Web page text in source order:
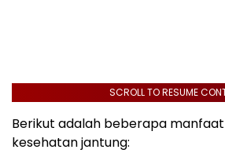
SCROLL TO RESUME
Berikut adalah beberapa
kesehatan jantung: